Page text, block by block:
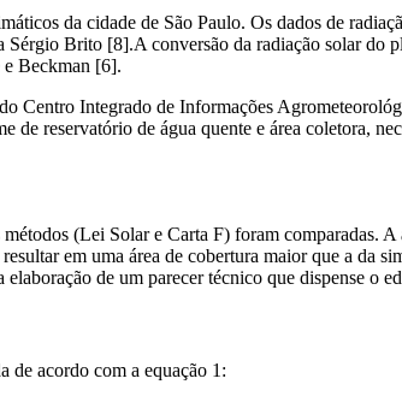
da cidade de São Paulo. Os dados de
Sérgio Brito [8].A conversão da radiação solar
Beckman [6].
Centro Integrado de Informações
reservatório de água quente e área coletora,
(Lei Solar e Carta F) foram comparadas.
em uma área de cobertura maior que a da
de um parecer técnico que dispense
de acordo com a equação 1: